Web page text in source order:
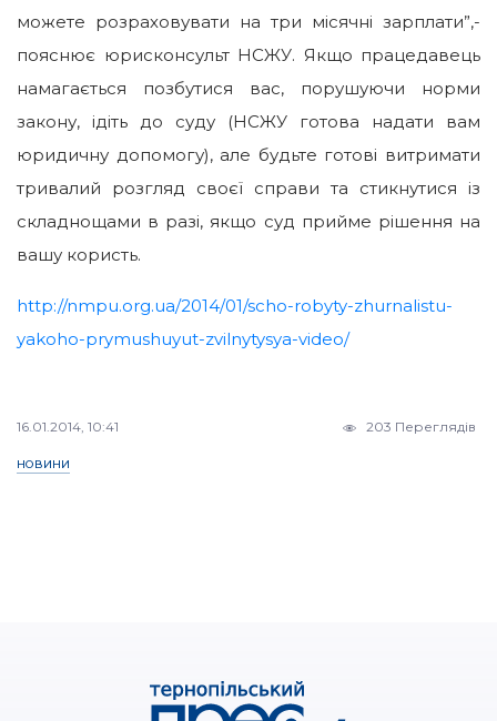
можете розраховувати на три місячні зарплати”,-
пояснює юрисконсульт НСЖУ. Якщо працедавець
намагається позбутися вас, порушуючи норми
закону, ідіть до суду (НСЖУ готова надати вам
юридичну допомогу), але будьте готові витримати
тривалий розгляд своєї справи та стикнутися із
складнощами в разі, якщо суд прийме рішення на
вашу користь.
http://nmpu.org.ua/2014/01/scho-robyty-zhurnalistu-
yakoho-prymushuyut-zvilnytysya-video/
16.01.2014, 10:41 203 Переглядів
НОВИНИ